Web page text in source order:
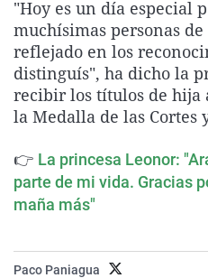
"Hoy es un día especial
muchísimas personas
reflejado en los
distinguís", ha dicho la
recibir los títulos de hija
la Medalla de las Cortes
👉 La princesa Leonor:
parte de mi vida. Gracias
maña más"
Paco Paniagua